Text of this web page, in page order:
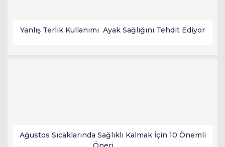
Yanlış Terlik Kullanımı Ayak Sağlığını Tehdit Ediyor
Ağustos Sıcaklarında Sağlıklı Kalmak İçin 10 Önemli